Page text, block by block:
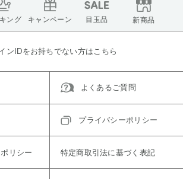
ング キャンペーン 目玉品 新商品
ンIDをお持ちでない方はこちら
よくあるご質問
プライバシーポリシー
リシー 特定商取引法に基づく表記